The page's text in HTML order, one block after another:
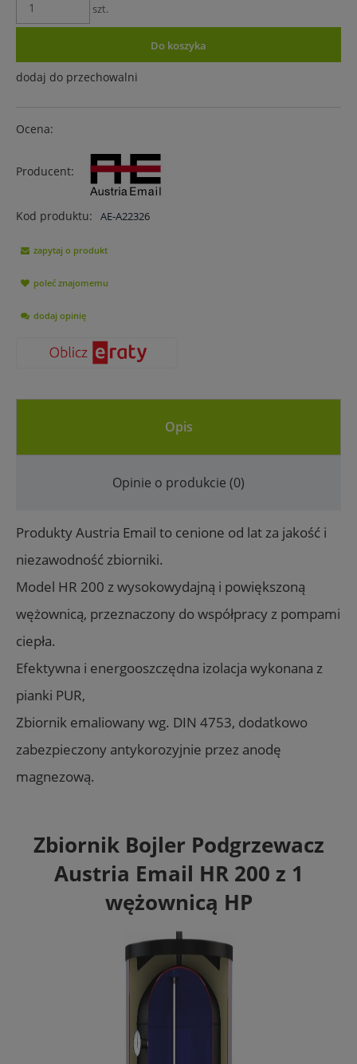
szt.
Do koszyka
dodaj do przechowalni
Ocena:
Producent:
Kod produktu: AE-A22326
zapytaj o produkt
poleć znajomemu
dodaj opinię
Opis
Opinie o produkcie (0)
Produkty Austria Email to cenione od lat za jakość i
niezawodność zbiorniki.
Model HR 200 z wysokowydajną i powiększoną
wężownicą, przeznaczony do współpracy z pompami
ciepła.
Efektywna i energooszczędna izolacja wykonana z
pianki PUR,
Zbiornik emaliowany wg. DIN 4753, dodatkowo
zabezpieczony antykorozyjnie przez anodę
magnezową.
Zbiornik Bojler Podgrzewacz
Austria Email HR 200 z 1
wężownicą HP